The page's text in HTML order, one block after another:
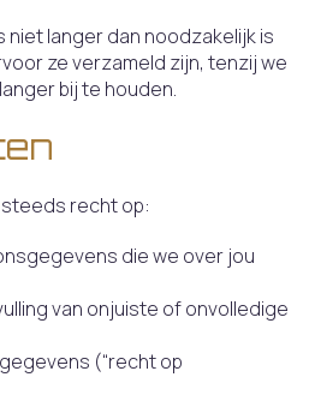
langer dan noodzakelijk is
ze verzameld zijn, tenzij we
bij te houden.
steeds recht op:
die we over jou
van onjuiste of onvolledige
(“recht op